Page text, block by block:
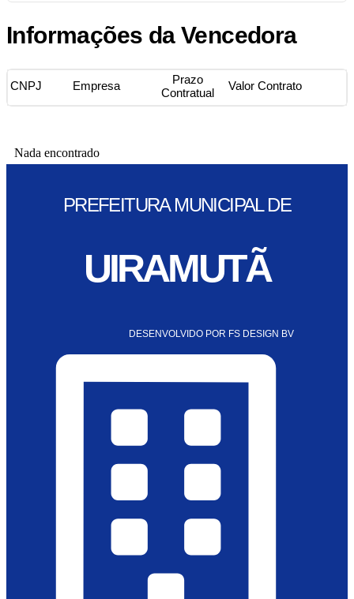
Informações da Vencedora
CNPJ Empresa
Prazo
Contratual
Valor Contrato
Nada encontrado
PREFEITURA MUNICIPAL DE
UIRAMUTÃ
DESENVOLVIDO POR FS DESIGN BV